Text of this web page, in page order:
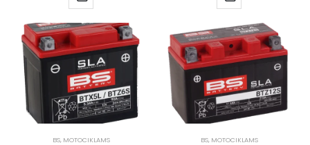
BS, MOTOCIKLAMS BS, MOTOCIKLAMS